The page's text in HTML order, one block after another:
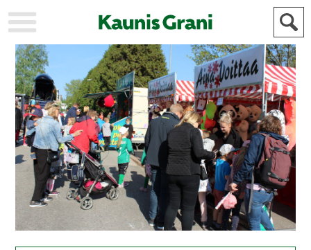
KAUPUNKI
STADEN
AJANKOHTAISTA
AKTUELLT
URHEILU
IDROTT
KULTTUURI
KULTUR
HISTORIA
HISTORIA
YLEINEN
ALLMÄN
MAINOSTAJILLE
FÖR
ANNONSÖRER